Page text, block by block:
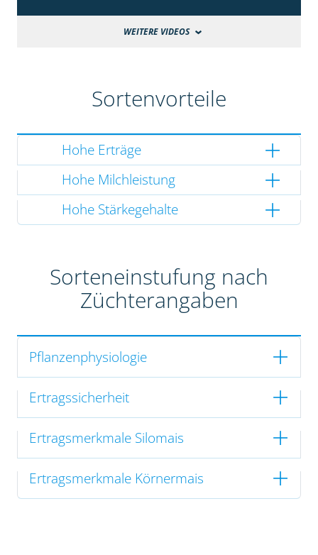
WEITERE VIDEOS
Sortenvorteile
Hohe Erträge
Hohe Milchleistung
Hohe Stärkegehalte
Sorteneinstufung nach
Züchterangaben
Pflanzenphysiologie
Ertragssicherheit
Ertragsmerkmale Silomais
Ertragsmerkmale Körnermais